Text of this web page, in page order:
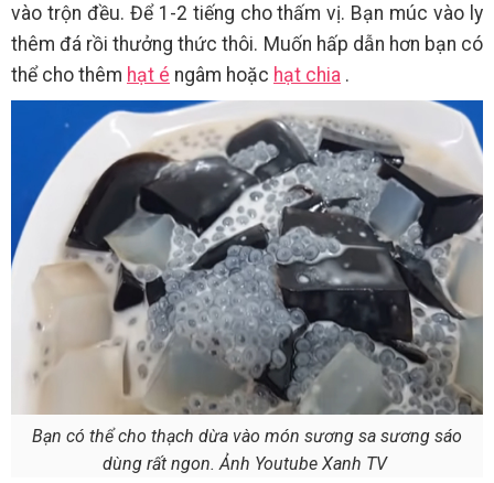
vào trộn đều. Để 1-2 tiếng cho thấm vị. Bạn múc vào ly
thêm đá rồi thưởng thức thôi. Muốn hấp dẫn hơn bạn có
thể cho thêm hạt é ngâm hoặc hạt chia .
Bạn có thể cho thạch dừa vào món sương sa sương sáo
dùng rất ngon. Ảnh Youtube Xanh TV